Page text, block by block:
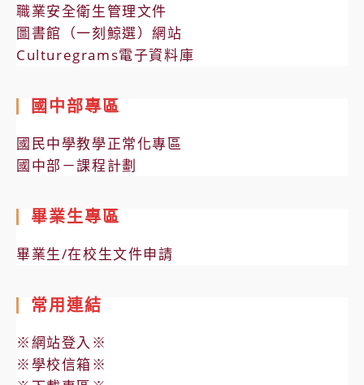
職業安全衛生管理文件
圖書館（一刻鯨選）網站
Culturegrams電子資料庫
國中部專區
國民中學教學正常化專區
國中部－課程計劃
畢業生專區
畢業生/在校生文件申請
常用連結
※網站登入※
※學校信箱※